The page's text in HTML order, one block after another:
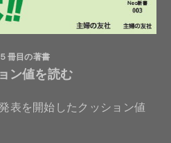
冊目の著書
ン値を読む
表を開始したクッション値